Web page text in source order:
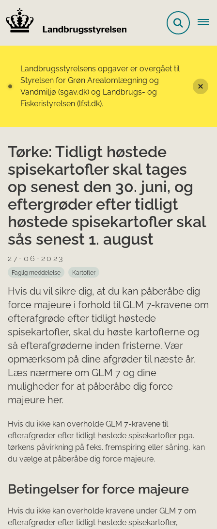
Landbrugsstyrelsens opgaver er overgået til
Styrelsen for Grøn Arealomlægning og
Vandmiljø (sgav.dk) og Landbrugs- og
Fiskeristyrelsen (lfst.dk).
Tørke: Tidligt høstede
spisekartofler skal tages
op senest den 30. juni, og
eftergrøder efter tidligt
høstede spisekartofler skal
sås senest 1. august
27-06-2023
Faglig meddelelse Kartofler
Hvis du vil sikre dig, at du kan påberåbe dig
force majeure i forhold til GLM 7-kravene om
efterafgrøde efter tidligt høstede
spisekartofler, skal du høste kartoflerne og
så efterafgrøderne inden fristerne. Vær
opmærksom på dine afgrøder til næste år.
Læs nærmere om GLM 7 og dine
muligheder for at påberåbe dig force
majeure her.
Hvis du ikke kan overholde GLM 7-kravene til
efterafgrøder efter tidligt høstede spisekartofler pga.
tørkens påvirkning på f.eks. fremspiring eller såning, kan
du vælge at påberåbe dig force majeure.
Betingelser for force majeure
Hvis du ikke kan overholde kravene under GLM 7 om
efterafgrøder efter tidligt høstede spisekartofler,